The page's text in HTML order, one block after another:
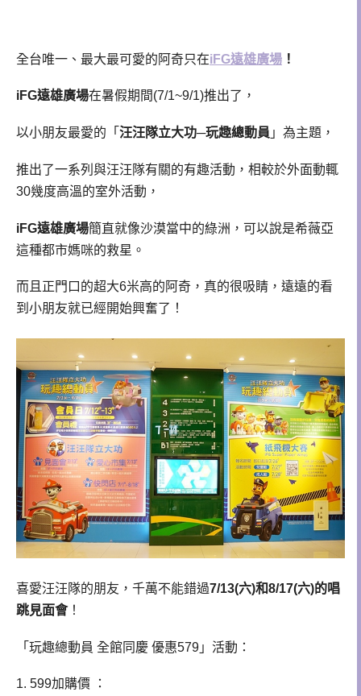
全台唯一、最大最可愛的阿奇只在iFG遠雄廣場 ！
iFG遠雄廣場在暑假期間(7/1~9/1)推出了，
以小朋友最愛的「 汪汪隊立大功─玩趣總動員 」為主題，
推出了一系列與汪汪隊有關的有趣活動，相較於外面動輒
30幾度高溫的室外活動，
iFG遠雄廣場簡直就像沙漠當中的綠洲，可以說是希薇亞
這種都市媽咪的救星。
而且正門口的超大6米高的阿奇，真的很吸睛，遠遠的看
到小朋友就已經開始興奮了！
喜愛汪汪隊的朋友，千萬不能錯過7/13(六)和8/17(六)的唱
跳見面會！
「玩趣總動員 全館同慶 優惠579」活動：
1. 599加購價 ：